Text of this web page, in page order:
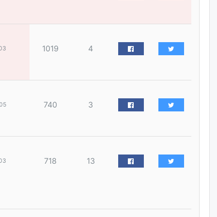
уржигдар
Орон сууц, нийтийн аж ахуй,
авто зам, тохижилт
холбоотой ГОМДОЛ их байгааг
суулгана гэх мэтээр дарамталдаг
1019 4
740 3
718 13